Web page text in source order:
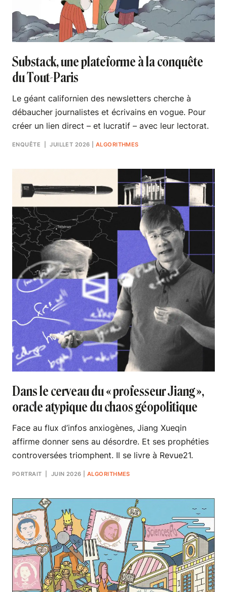
Substack, une plateforme à la conquête
du Tout-Paris
Le géant californien des newsletters cherche à
débaucher journalistes et écrivains en vogue. Pour
créer un lien direct – et lucratif – avec leur lectorat.
ENQUÊTE | JUILLET 2026 ALGORITHMES
Dans le cerveau du « professeur Jiang »,
oracle atypique du chaos géopolitique
Face au flux d’infos anxiogènes, Jiang Xueqin
affirme donner sens au désordre. Et ses prophéties
controversées triomphent. Il se livre à Revue21.
PORTRAIT | JUIN 2026 |ALGORITHMES